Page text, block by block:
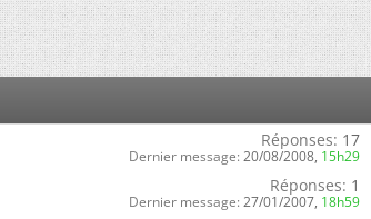
Réponses: 17
Dernier message: 20/08/2008, 15h29
Réponses: 1
Dernier message: 27/01/2007, 18h59